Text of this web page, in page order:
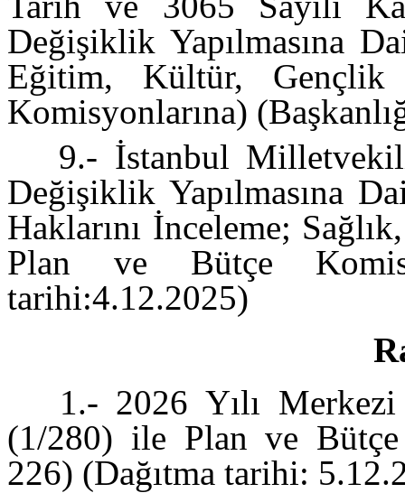
Değişiklik Yapılmasına
Eğitim, Kültür,
Komisyonlarına)
9.- İstanbul
Değişiklik Yapılmasına
Haklarını İnceleme;
Plan ve Bütçe
tarihi:4.12.2025)
1.- 2026 Yılı
(1/280) ile Plan ve Bütçe
226) (Dağıtma tarihi: